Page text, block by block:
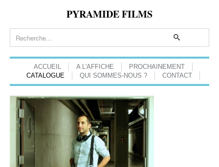
PYRAMIDE FILMS
ACCUEIL A L'AFFICHE
PROCHAINEMENT
CATALOGUE
QUI SOMMES-NOUS ? CONTACT